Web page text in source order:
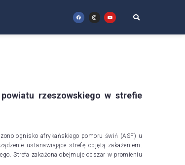
rzeszowskiego w strefie
ognisko afrykańskiego pomoru świń (ASF) u
ustanawiające strefę objętą zakażeniem.
Strefa zakażona obejmuje obszar w promieniu